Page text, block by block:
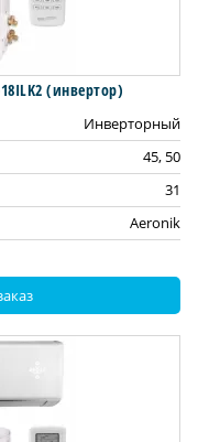
(инвертoр)
Инверторный
45, 50
31
Aeronik